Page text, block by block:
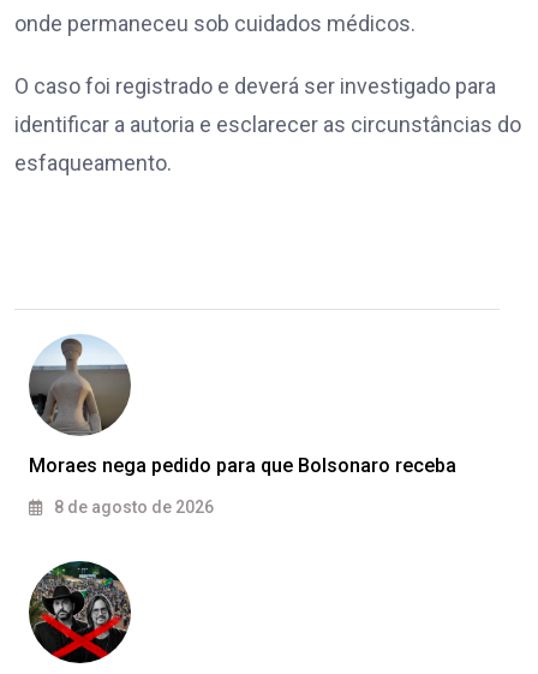
onde permaneceu sob cuidados médicos.
O caso foi registrado e deverá ser investigado para
identificar a autoria e esclarecer as circunstâncias do
esfaqueamento.
Moraes nega pedido para que Bolsonaro receba
8 de agosto de 2026